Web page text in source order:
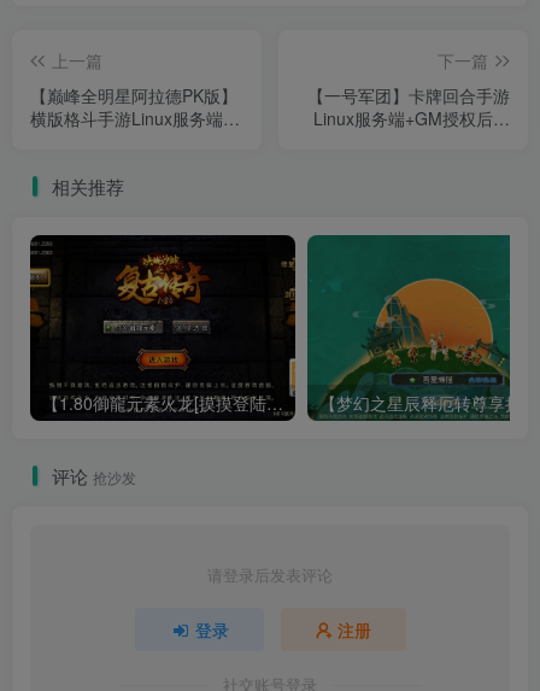
上一篇
【巅峰全明星阿拉德PK版】
横版格斗手游Linux服务端
下一篇
【一号军团】卡牌回合手游
Linux服务端+GM授权后台
相关推荐
【1.80御龍元素火龙[摸摸登陆器]】战神引擎WIN服务端+GM工具+充值后台+双端+架设教程
评论 抢沙发
请登录后发表评论
登录 注册
社交账号登录